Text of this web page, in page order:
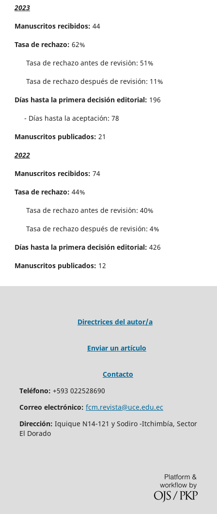
2023
Manuscritos recibidos: 44
Tasa de rechazo: 62%
Tasa de rechazo antes de revisi´on: 51%
Tasa de rechazo después de revisión: 11%
Días hasta la primera decisión editorial: 196
- Días hasta la aceptación: 78
Manuscritos publicados: 21
2022
Manuscritos recibidos: 74
Tasa de rechazo: 44%
Tasa de rechazo antes de revisi´on: 40%
Tasa de rechazo después de revisión: 4%
Días hasta la primera decisión editorial: 426
Manuscritos publicados: 12
Directrices del autor/a
Enviar un artículo
Contacto
Teléfono: +593 022528690
Correo electrónico: fcm.revista@uce.edu.ec
Dirección: Iquique N14-121 y Sodiro -Itchimbía, Sector
El Dorado